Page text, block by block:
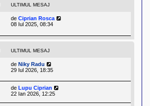
ULTIMUL MESAJ
de Ciprian Rosca
08 Iul 2025, 08:34
ULTIMUL MESAJ
de Niky Radu
29 Iul 2026, 18:35
de Lupu Ciprian
22 Ian 2026, 12:25